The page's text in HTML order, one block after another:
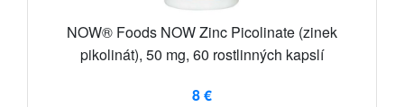
NOW® Foods NOW Zinc Picolinate (zinek
pikolinát), 50 mg, 60 rostlinných kapslí
8 €